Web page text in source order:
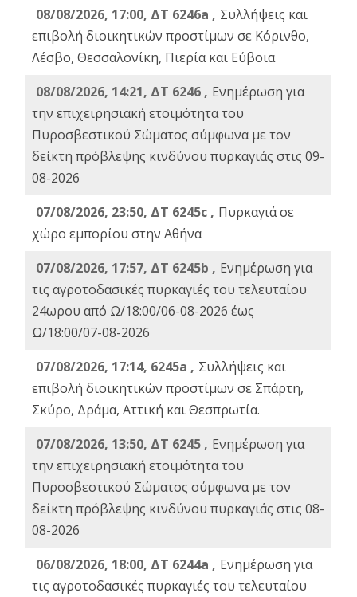
08/08/2026, 17:00, ΔΤ 6246a , Συλλήψεις και
επιβολή διοικητικών προστίμων σε Κόρινθο,
Λέσβο, Θεσσαλονίκη, Πιερία και Εύβοια
08/08/2026, 14:21, ΔΤ 6246 , Ενημέρωση για
την επιχειρησιακή ετοιμότητα του
Πυροσβεστικού Σώματος σύμφωνα με τον
δείκτη πρόβλεψης κινδύνου πυρκαγιάς στις 09-
08-2026
07/08/2026, 23:50, ΔΤ 6245c , Πυρκαγιά σε
χώρο εμπορίου στην Αθήνα
07/08/2026, 17:57, ΔΤ 6245b , Ενημέρωση για
τις αγροτοδασικές πυρκαγιές του τελευταίου
24ωρου από Ω/18:00/06-08-2026 έως
Ω/18:00/07-08-2026
07/08/2026, 17:14, 6245a , Συλλήψεις και
επιβολή διοικητικών προστίμων σε Σπάρτη,
Σκύρο, Δράμα, Αττική και Θεσπρωτία.
07/08/2026, 13:50, ΔΤ 6245 , Ενημέρωση για
την επιχειρησιακή ετοιμότητα του
Πυροσβεστικού Σώματος σύμφωνα με τον
δείκτη πρόβλεψης κινδύνου πυρκαγιάς στις 08-
08-2026
06/08/2026, 18:00, ΔΤ 6244a , Ενημέρωση για
τις αγροτοδασικές πυρκαγιές του τελευταίου